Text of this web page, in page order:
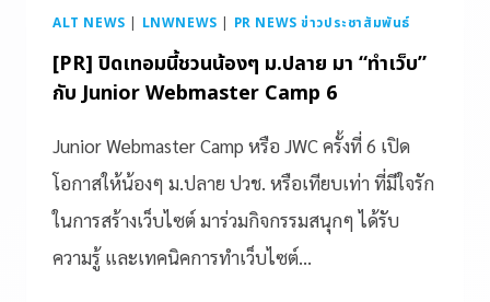
ALT NEWS | LNWNEWS | PR NEWS ข่าวประชาสัมพันธ์
[PR] ปิดเทอมนี้ชวนน้องๆ ม.ปลาย มา “ทำเว็บ”
กับ Junior Webmaster Camp 6
Junior Webmaster Camp หรือ JWC ครั้งที่ 6 เปิด
โอกาสให้น้องๆ ม.ปลาย ปวช. หรือเทียบเท่า ที่มีใจรัก
ในการสร้างเว็บไซต์ มาร่วมกิจกรรมสนุกๆ ได้รับ
ความรู้ และเทคนิคการทำเว็บไซต์…